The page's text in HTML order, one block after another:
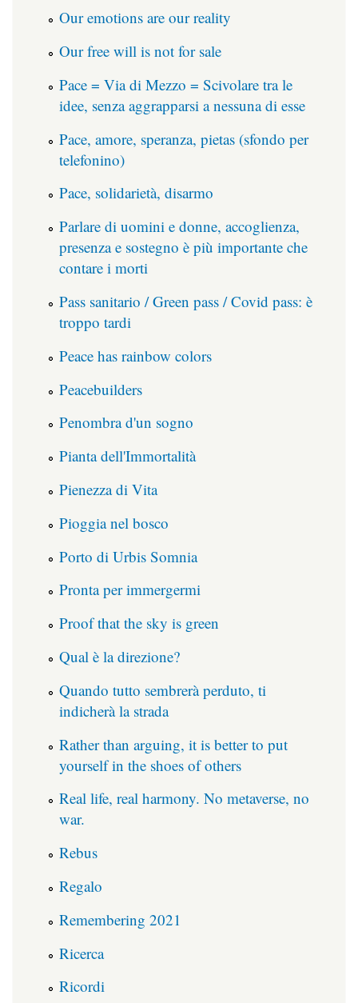
Our emotions are our reality
Our free will is not for sale
Pace = Via di Mezzo = Scivolare tra le
idee, senza aggrapparsi a nessuna di esse
Pace, amore, speranza, pietas (sfondo per
telefonino)
Pace, solidarietà, disarmo
Parlare di uomini e donne, accoglienza,
presenza e sostegno è più importante che
contare i morti
Pass sanitario / Green pass / Covid pass: è
troppo tardi
Peace has rainbow colors
Peacebuilders
Penombra d'un sogno
Pianta dell'Immortalità
Pienezza di Vita
Pioggia nel bosco
Porto di Urbis Somnia
Pronta per immergermi
Proof that the sky is green
Qual è la direzione?
Quando tutto sembrerà perduto, ti
indicherà la strada
Rather than arguing, it is better to put
yourself in the shoes of others
Real life, real harmony. No metaverse, no
war.
Rebus
Regalo
Remembering 2021
Ricerca
Ricordi